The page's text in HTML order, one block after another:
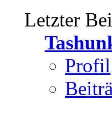
Letzter
Profil